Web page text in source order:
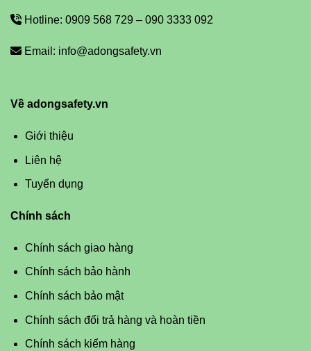
Hotline: 0909 568 729 – 090 3333 092
Email: info@adongsafety.vn
Về adongsafety.vn
Giới thiệu
Liên hệ
Tuyển dụng
Chính sách
Chính sách giao hàng
Chính sách bảo hành
Chính sách bảo mật
Chính sách đổi trả hàng và hoàn tiền
Chính sách kiểm hàng